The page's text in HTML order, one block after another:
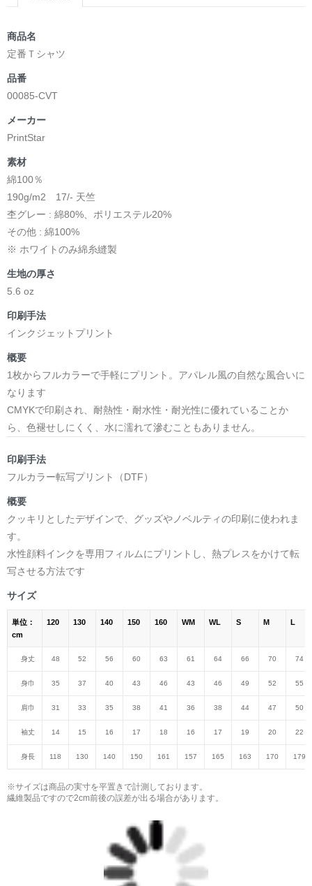
商品名
定番Ｔシャツ
品番
00085-CVT
メーカー
PrintStar
素材
綿100％
190g/m2 17/- 天竺
杢グレー : 綿80%、ポリエステル20%
その他 : 綿100%
※ ホワイトのみ綿糸縫製
生地の厚さ
5.6 oz
印刷手法
インクジェットプリント
概要
1枚からフルカラーで手軽にプリント。アパレル風の自然な風合いに
なります
CMYKで印刷され、耐熱性・耐水性・耐光性に優れていることか
ら、色褪せしにくく、水に濡れて滲むこともありません。
印刷手法
フルカラー転写プリント（DTF）
概要
クッキリとしたデザインで、グッズやノベルティの印刷に使われま
す。
水性顔料インクを専用フィルムにプリントし、熱プレスをかけて転
写させる方法です
サイズ
単位：
cm
120 130 140 150 160 WM WL S M L
身丈 48 52 56 60 63 61 64 66 70 74
身巾 35 37 40 43 46 43 46 49 52 55
肩巾 31 33 35 38 41 36 38 44 47 50
袖丈 14 15 16 17 18 16 17 19 20 22
身長 118 130 140 150 161 157 165 163 170 179
※サイズは商品の実寸を平置きで計測しております。
繊維製品ですので2cm前後の誤差が出る場合があります。